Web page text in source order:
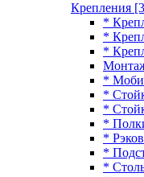
Крепления
*
*
*
*
*
*
*
*
*
*